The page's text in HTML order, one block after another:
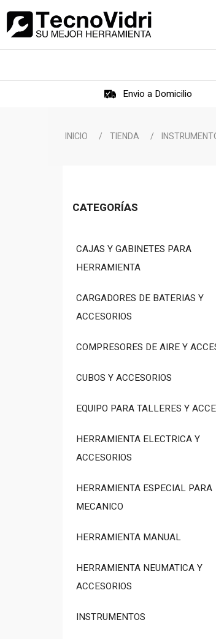
Envio a Domicilio
INICIO / TIENDA /
CATEGORÍAS
CAJAS Y GABINETES PARA
HERRAMIENTA
CARGADORES DE BATERIAS Y
ACCESORIOS
COMPRESORES DE AIRE Y
CUBOS Y ACCESORIOS
EQUIPO PARA TALLERES Y
HERRAMIENTA ELECTRICA Y
ACCESORIOS
HERRAMIENTA ESPECIAL PARA
MECANICO
HERRAMIENTA MANUAL
HERRAMIENTA NEUMATICA Y
ACCESORIOS
INSTRUMENTOS